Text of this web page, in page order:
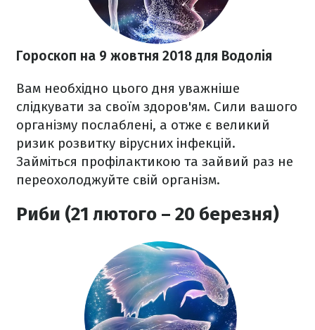
Гороскоп на 9 жовтня 2018 для Водолія
Вам необхідно цього дня уважніше
слідкувати за своїм здоров'ям. Сили вашого
організму послаблені, а отже є великий
ризик розвитку вірусних інфекцій.
Займіться профілактикою та зайвий раз не
переохолоджуйте свій організм.
Риби (21 лютого – 20 березня)